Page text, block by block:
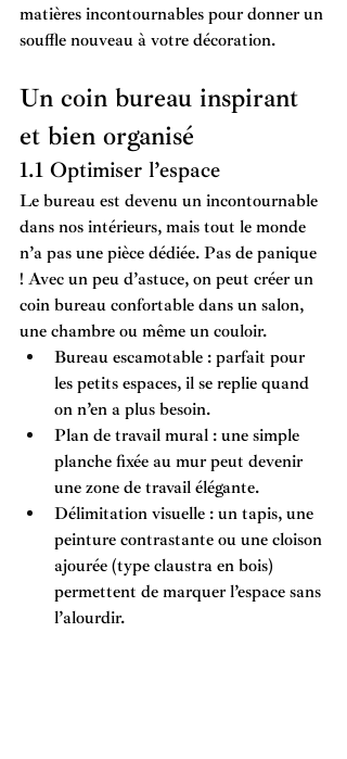
matières incontournables pour donner un
souffle nouveau à votre décoration.
Un coin bureau inspirant
et bien organisé
1.1 Optimiser l’espace
Le bureau est devenu un incontournable
dans nos intérieurs, mais tout le monde
n’a pas une pièce dédiée. Pas de panique
! Avec un peu d’astuce, on peut créer un
coin bureau confortable dans un salon,
une chambre ou même un couloir.
Bureau escamotable : parfait pour
les petits espaces, il se replie quand
on n’en a plus besoin.
Plan de travail mural : une simple
planche fixée au mur peut devenir
une zone de travail élégante.
Délimitation visuelle : un tapis, une
peinture contrastante ou une cloison
ajourée (type claustra en bois)
permettent de marquer l’espace sans
l’alourdir.